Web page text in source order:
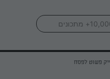
פשוט לפסח